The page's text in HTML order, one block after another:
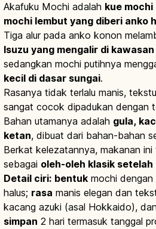
Akafuku Mochi adalah kue
mochi lembut yang diberi anko
Tiga alur pada anko konon
Isuzu yang mengalir di
sedangkan mochi putihnya
kecil di dasar sungai.
Rasanya tidak terlalu manis,
sangat cocok dipadukan dengan
Bahan utamanya adalah gula,
ketan, dibuat dari bahan-bahan
Berkat kelezatannya, makanan ini
sebagai oleh-oleh klasik
Detail ciri: bentuk mochi
halus; rasa manis elegan dan
kacang azuki (asal Hokkaido),
simpan 2 hari termasuk tanggal